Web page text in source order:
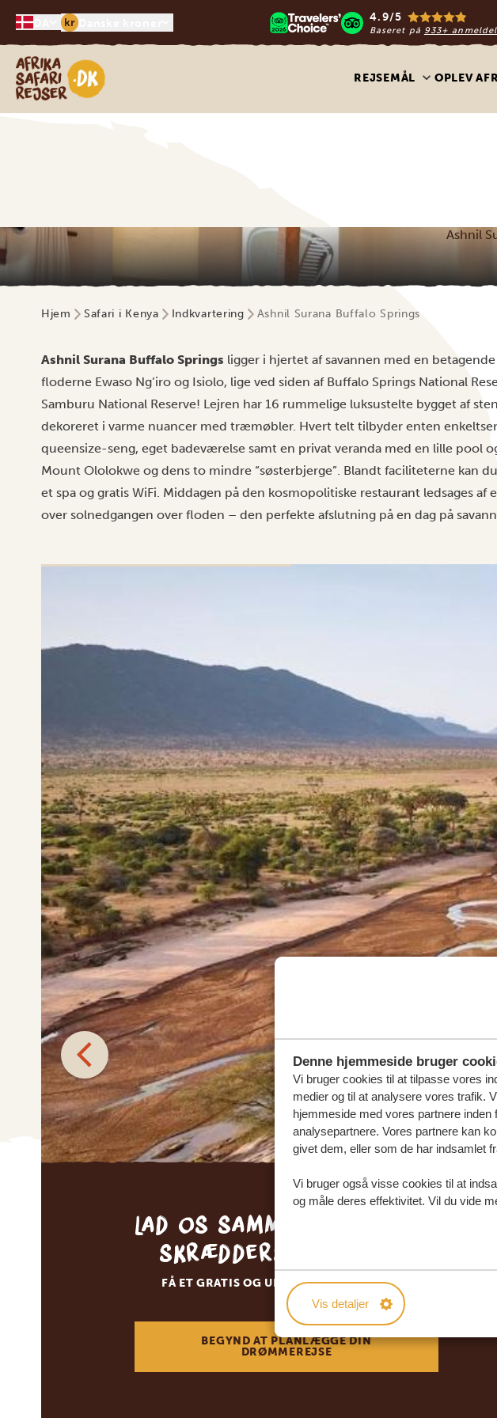
Denne hjemmeside bruger
Vi bruger cookies til at tilpasse vores
medier og til at analysere vores trafik.
hjemmeside med vores partnere
analysepartnere. Vores partnere kan
givet dem, eller som de har indsamlet
Vi bruger også visse cookies til at
og måle deres effektivitet. Vil du vide
Vis detaljer
kr 4.9/5
Baseret på 933+
Safari-rejser i Afrika
REJSEMÅL OPLEV
Ashnil
Hjem Safari i Kenya Indkvartering Ashnil Surana Buffalo Springs
Ashnil Surana Buffalo Springs ligger i hjertet af savannen med en
floderne Ewaso Ng’iro og Isiolo, lige ved siden af Buffalo Springs National
Samburu National Reserve! Lejren har 16 rummelige luksustelte bygget af
dekoreret i varme nuancer med træmøbler. Hvert telt tilbyder enten
queensize-seng, eget badeværelse samt en privat veranda med en lille pool
Mount Ololokwe og dens to mindre “søsterbjerge”. Blandt faciliteterne kan
et spa og gratis WiFi. Middagen på den kosmopolitiske restaurant ledsages af
over solnedgangen over floden – den perfekte afslutning på en dag på
Lad os sammen skabe din
skræddersyede rejse
FÅ ET GRATIS OG UFORPLIGTENDE TILBUD
BEGYND AT PLANLÆGGE DIN
DRØMMEREJSE